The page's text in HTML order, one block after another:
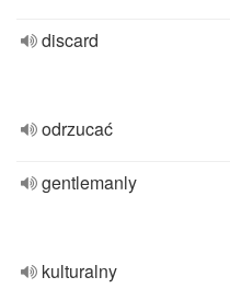
discard
odrzucać
gentlemanly
kulturalny